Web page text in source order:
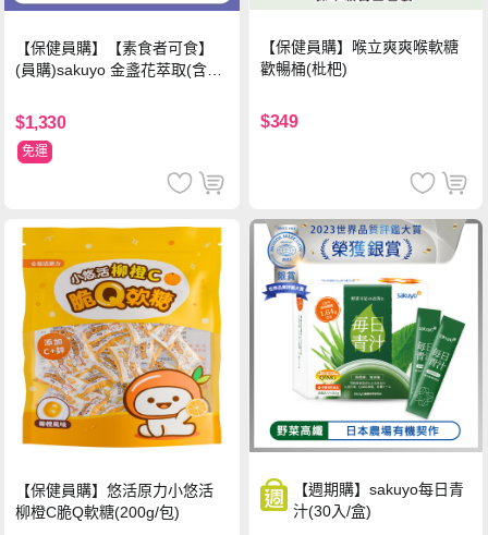
【保健員購】【素食者可食】
(員購)sakuyo 金盞花萃取(含葉
瓶)
$1,330
免運
【保健員購】喉立爽爽喉軟糖
歡暢桶(枇杷)
$349
【保健員購】悠活原力小悠活
柳橙C脆Q軟糖(200g/包)
【週期購】sakuyo每日青
汁(30入/盒)